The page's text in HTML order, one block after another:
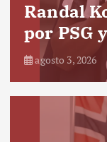
Randal
por PSG
agosto 3, 2026